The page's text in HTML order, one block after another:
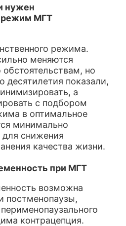
нужен
режим МГТ
режима.
меняются
но
десятилетия показали,
а
с подбором
в оптимальное
минимально
для снижения
качества жизни.
при МГТ
возможна
постменопаузы,
контрацепция.